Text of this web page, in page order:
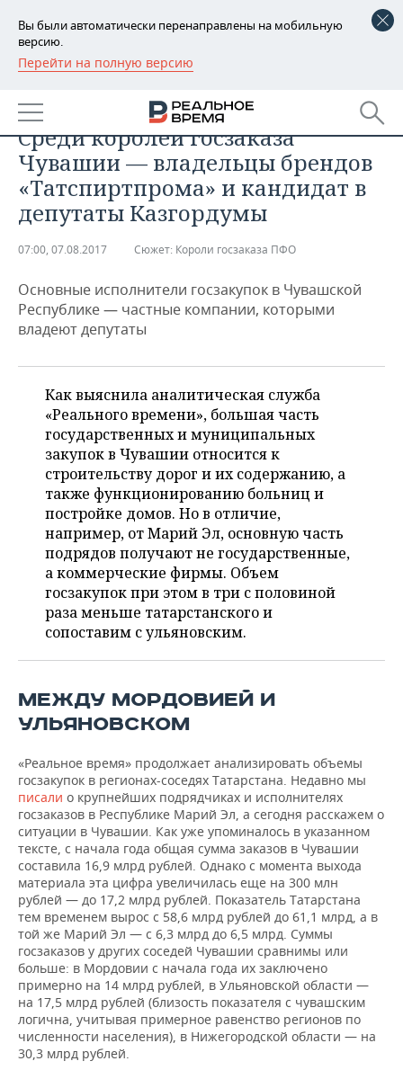
Вы были автоматически перенаправлены на мобильную
версию.
Перейти на полную версию
РЕГИОНЫ
БАШКОРТОСТАН
ТАТАРСТАН
УДМУРТИЯ
НОВОСТИ
АНАЛИТИКА
НОВОСТИ АНАЛИТИКИ
ДЕКЛАРАЦИИ О ДОХОДАХ
ВУЗЫ ТАТАРСТАНА
ТОРГОВЫЕ ЦЕНТРЫ
ЭКОНОМИКА
НОВОСТИ ЭКОНОМИКИ
БАНКИ
ИНВЕСТИЦИИ
ПРОМЫШЛЕННОСТЬ
ПРОМЫШЛЕННОСТИ
АГРОПРОМ
МАШИНОСТРОЕНИЕ
НЕФТЕХИМИЯ
НЕФТЬ
ОПК
ЭНЕРГЕТИКА
НОВОСТИ НЕДВИЖИМОСТИ
АВТО
НОВОСТИ БИЗНЕСА
РОЗНИЧНАЯ ТОРГОВЛЯ
ТРАНСПОРТ
УСЛУГИ
ТЕХНОЛОГИИ
НОВОСТИ ТЕХНОЛОГИЙ
МЕДИА
ТЕЛЕКОММУНИКАЦИИ
МЕРОПРИЯТИЯ
НОВОСТИ МЕРОПРИЯТИЙ
ВЫЕЗДНАЯ РЕДАКЦИЯ
БИЗНЕС-БРАНЧИ
ONLINE-КОНФЕРЕНЦИИ
ОТКРЫТАЯ ЛЕКЦИЯ
СПОРТ
НОВОСТИ СПОРТА
ФУТБОЛ
ХОККЕЙ
БАСКЕТБОЛ
КИБЕРСПОРТ
ФИГУРНОЕ КАТАНИЕ
ВОДНЫЕ ВИДЫ СПОРТА
ХОККЕЙ С МЯЧОМ
ОБЩЕСТВО
НОВОСТИ ОБЩЕСТВА
ВЛАСТЬ
ИНФРАСТРУКТУРА
КУЛЬТУРА
МЕДИЦИНА
ОБРАЗОВАНИЕ
ПРОИСШЕСТВИЯ
ФОТОГАЛЕРЕЯ
СЮЖЕТЫ
СПИСОК КОМПАНИЙ
Среди королей госзаказа
Чувашии — владельцы брендов
«Татспиртпрома» и кандидат в
депутаты Казгордумы
07:00, 07.08.2017 Сюжет: Короли госзаказа ПФО
Основные исполнители госзакупок в Чувашской
Республике — частные компании, которыми
владеют депутаты
Как выяснила аналитическая служба
«Реального времени», большая часть
государственных и муниципальных
закупок в Чувашии относится к
строительству дорог и их содержанию, а
также функционированию больниц и
постройке домов. Но в отличие,
например, от Марий Эл, основную часть
подрядов получают не государственные,
а коммерческие фирмы. Объем
госзакупок при этом в три с половиной
раза меньше татарстанского и
сопоставим с ульяновским.
МЕЖДУ МОРДОВИЕЙ И
УЛЬЯНОВСКОМ
«Реальное время» продолжает анализировать объемы
госзакупок в регионах-соседях Татарстана. Недавно мы
писали о крупнейших подрядчиках и исполнителях
госзаказов в Республике Марий Эл, а сегодня расскажем о
ситуации в Чувашии. Как уже упоминалось в указанном
тексте, с начала года общая сумма заказов в Чувашии
составила 16,9 млрд рублей. Однако с момента выхода
материала эта цифра увеличилась еще на 300 млн
рублей — до 17,2 млрд рублей. Показатель Татарстана
тем временем вырос с 58,6 млрд рублей до 61,1 млрд, а в
той же Марий Эл — с 6,3 млрд до 6,5 млрд. Суммы
госзаказов у других соседей Чувашии сравнимы или
больше: в Мордовии с начала года их заключено
примерно на 14 млрд рублей, в Ульяновской области —
на 17,5 млрд рублей (близость показателя с чувашским
логична, учитывая примерное равенство регионов по
численности населения), в Нижегородской области — на
30,3 млрд рублей.